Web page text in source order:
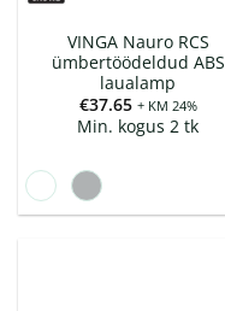
VINGA Nauro RCS
ümbertöödeldud ABS
laualamp
€37.65 + KM 24%
Min. kogus 2 tk